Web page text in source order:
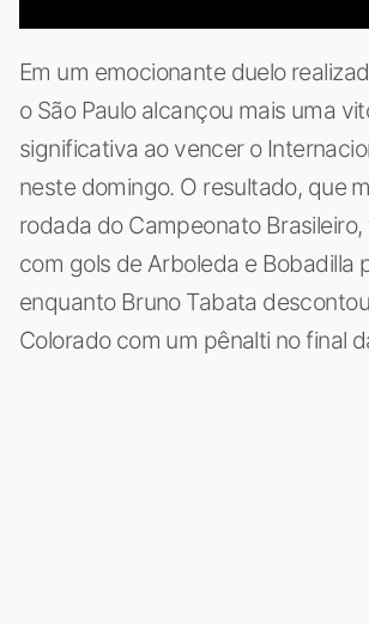
Em um emocionante duelo
o São Paulo alcançou mais uma
significativa ao vencer o
neste domingo. O resultado, que
rodada do Campeonato
com gols de Arboleda e Bobadilla
enquanto Bruno Tabata
Colorado com um pênalti no final